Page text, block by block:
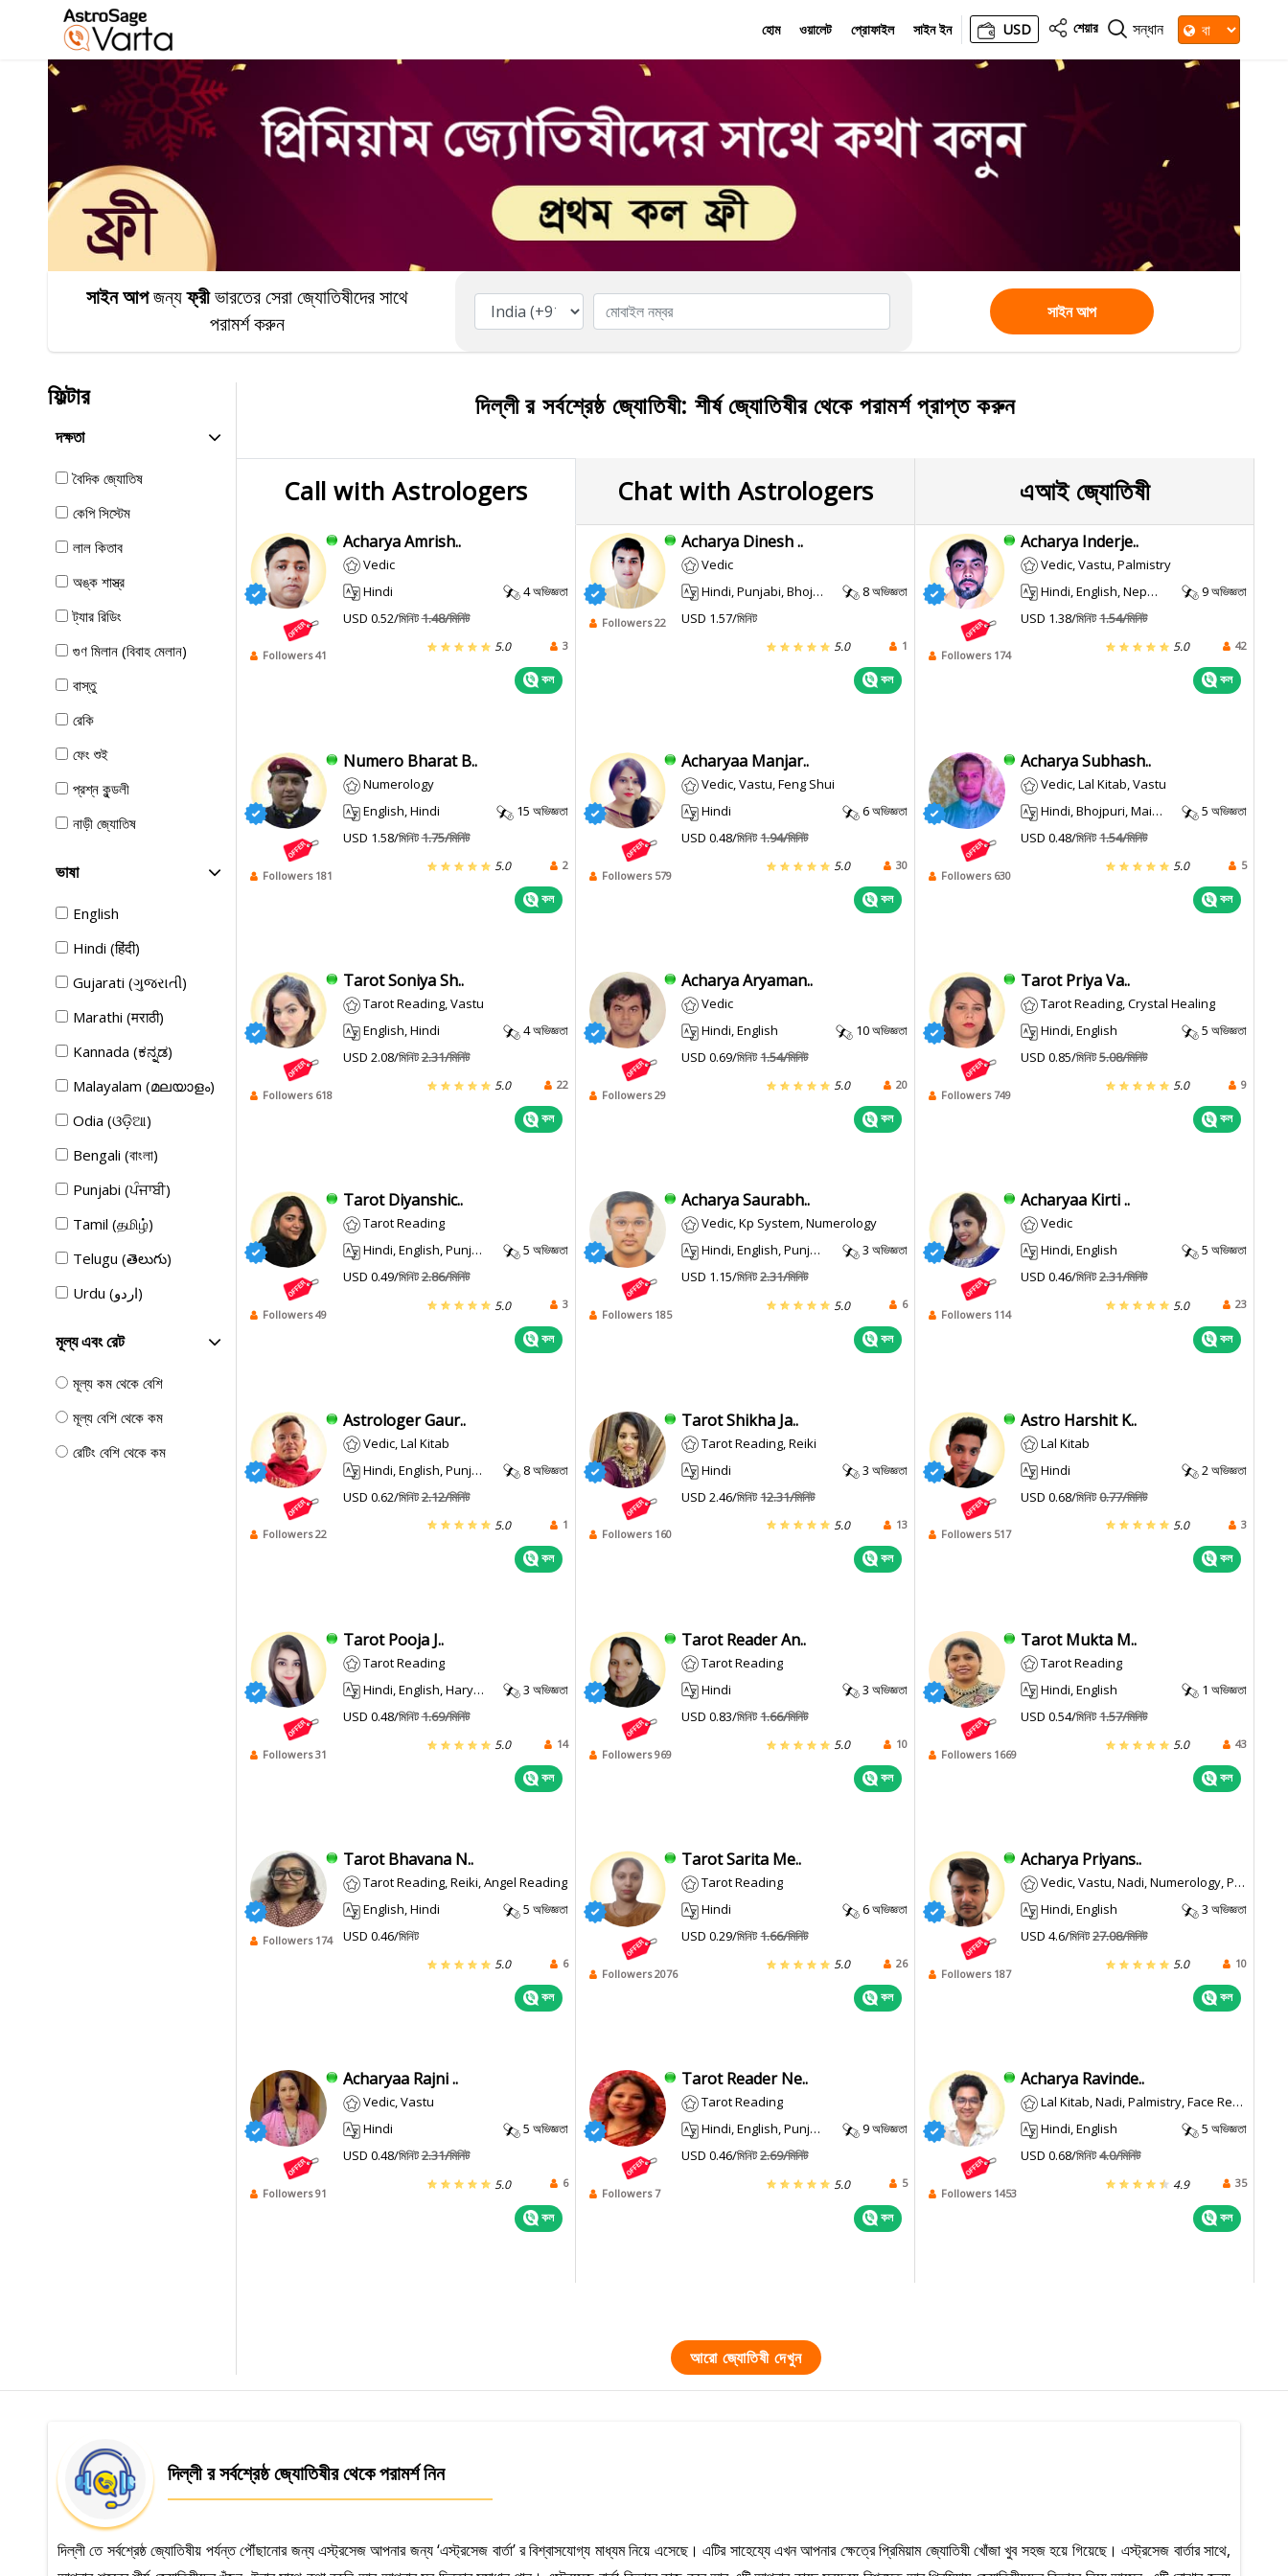
হোম ওয়ালেট প্রোফাইল সাইন ইন USD শেয়ার সন্ধান
সাইন আপজন্যফ্রীভারতের সেরা জ্যোতিষীদের সাথে
পরামর্শ করুন
সাইন আপ
ফিল্টার
দক্ষতা
বৈদিক জ্যোতিষ
কেপি সিস্টেম
লাল কিতাব
অঙ্ক শাস্ত্র
ট্যার রিডিং
গুণ মিলান (বিবাহ মেলান)
বাস্তু
রেকি
ফেং শুই
প্রশ্ন কুন্ডলী
নাড়ী জ্যোতিষ
ভাষা
English
Hindi (हिंदी)
Gujarati (ગુજરાતી)
Marathi (मराठी)
Kannada (ಕನ್ನಡ)
Malayalam (മലയാളം)
Odia (ଓଡ଼ିଆ)
Bengali (বাংলা)
Punjabi (ਪੰਜਾਬੀ)
Tamil (தமிழ்)
Telugu (తెలుగు)
Urdu (اردو)
মূল্য এবং রেট
মূল্য কম থেকে বেশি
মূল্য বেশি থেকে কম
রেটিং বেশি থেকে কম
দিল্লী র সর্বশ্রেষ্ঠ জ্যোতিষী: শীর্ষ জ্যোতিষীর থেকে পরামর্শ প্রাপ্ত করুন
এআই জ্যোতিষী
Call with Astrologers Chat with Astrologers
Followers 41
Acharya Amrish..
Vedic
Hindi
4 অভিজ্ঞতা
USD 0.52/মিনিট1.48/মিনিট
5.0 3
কল
Followers 22
Acharya Dinesh ..
Vedic
Hindi, Punjabi, Bhojpuri, Maithili
8 অভিজ্ঞতা
USD 1.57/মিনিট
5.0 1
কল
Followers 174
Acharya Inderje..
Vedic, Vastu, Palmistry
Hindi, English, Nepali, Maithili, Sanskrit
9 অভিজ্ঞতা
USD 1.38/মিনিট1.54/মিনিট
5.0 42
কল
Followers 181
Numero Bharat B..
Numerology
English, Hindi
15 অভিজ্ঞতা
USD 1.58/মিনিট1.75/মিনিট
5.0 2
কল
Followers 579
Acharyaa Manjar..
Vedic, Vastu, Feng Shui
Hindi
6 অভিজ্ঞতা
USD 0.48/মিনিট1.94/মিনিট
5.0 30
কল
Followers 630
Acharya Subhash..
Vedic, Lal Kitab, Vastu
Hindi, Bhojpuri, Maithili
5 অভিজ্ঞতা
USD 0.48/মিনিট1.54/মিনিট
5.0 5
কল
Followers 618
Tarot Soniya Sh..
Tarot Reading, Vastu
English, Hindi
4 অভিজ্ঞতা
USD 2.08/মিনিট2.31/মিনিট
5.0 22
কল
Followers 29
Acharya Aryaman..
Vedic
Hindi, English
10 অভিজ্ঞতা
USD 0.69/মিনিট1.54/মিনিট
5.0 20
কল
Followers 749
Tarot Priya Va..
Tarot Reading, Crystal Healing
Hindi, English
5 অভিজ্ঞতা
USD 0.85/মিনিট5.08/মিনিট
5.0 9
কল
Followers 49
Tarot Diyanshic..
Tarot Reading
Hindi, English, Punjabi
5 অভিজ্ঞতা
USD 0.49/মিনিট2.86/মিনিট
5.0 3
কল
Followers 185
Acharya Saurabh..
Vedic, Kp System, Numerology
Hindi, English, Punjabi, Haryanvi
3 অভিজ্ঞতা
USD 1.15/মিনিট2.31/মিনিট
5.0 6
কল
Followers 114
Acharyaa Kirti ..
Vedic
Hindi, English
5 অভিজ্ঞতা
USD 0.46/মিনিট2.31/মিনিট
5.0 23
কল
Followers 22
Astrologer Gaur..
Vedic, Lal Kitab
Hindi, English, Punjabi
8 অভিজ্ঞতা
USD 0.62/মিনিট2.12/মিনিট
5.0 1
কল
Followers 160
Tarot Shikha Ja..
Tarot Reading, Reiki
Hindi
3 অভিজ্ঞতা
USD 2.46/মিনিট12.31/মিনিট
5.0 13
কল
Followers 517
Astro Harshit K..
Lal Kitab
Hindi
2 অভিজ্ঞতা
USD 0.68/মিনিট0.77/মিনিট
5.0 3
কল
Followers 31
Tarot Pooja J..
Tarot Reading
Hindi, English, Haryanvi
3 অভিজ্ঞতা
USD 0.48/মিনিট1.69/মিনিট
5.0 14
কল
Followers 969
Tarot Reader An..
Tarot Reading
Hindi
3 অভিজ্ঞতা
USD 0.83/মিনিট1.66/মিনিট
5.0 10
কল
Followers 1669
Tarot Mukta M..
Tarot Reading
Hindi, English
1 অভিজ্ঞতা
USD 0.54/মিনিট1.57/মিনিট
5.0 43
কল
Followers 174
Tarot Bhavana N..
Tarot Reading, Reiki, Angel Reading
English, Hindi
5 অভিজ্ঞতা
USD 0.46/মিনিট
5.0 6
কল
Followers 2076
Tarot Sarita Me..
Tarot Reading
Hindi
6 অভিজ্ঞতা
USD 0.29/মিনিট1.66/মিনিট
5.0 26
কল
Followers 187
Acharya Priyans..
Vedic, Vastu, Nadi, Numerology, Prashna/horary
Hindi, English
3 অভিজ্ঞতা
USD 4.6/মিনিট27.08/মিনিট
5.0 10
কল
Followers 91
Acharyaa Rajni ..
Vedic, Vastu
Hindi
5 অভিজ্ঞতা
USD 0.48/মিনিট2.31/মিনিট
5.0 6
কল
Followers 7
Tarot Reader Ne..
Tarot Reading
Hindi, English, Punjabi
9 অভিজ্ঞতা
USD 0.46/মিনিট2.69/মিনিট
5.0 5
কল
Followers 1453
Acharya Ravinde..
Lal Kitab, Nadi, Palmistry, Face Reading
Hindi, English
5 অভিজ্ঞতা
USD 0.68/মিনিট4.0/মিনিট
4.9 35
কল
আরো জ্যোতিষী দেখুন
দিল্লী র সর্বশ্রেষ্ঠ জ্যোতিষীর থেকে পরামর্শ নিন
দিল্লী তে সর্বশ্রেষ্ঠ জ্যোতিষীয় পর্যন্ত পৌঁছানোর জন্য এস্ট্রসেজ আপনার জন্য ‘এস্ট্রসেজ বার্তা’ র বিশ্বাসযোগ্য মাধ্যম নিয়ে এসেছে। এটির সাহেয্যে এখন আপনার ক্ষেত্রে প্রিমিয়াম জ্যোতিষী খোঁজা খুব সহজ হয়ে গিয়েছে। এস্ট্রসেজ বার্তার সাথে,